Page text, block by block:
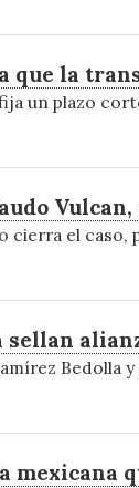
que la
un plazo
cierra el caso,
sellan
Bedolla
mexicana